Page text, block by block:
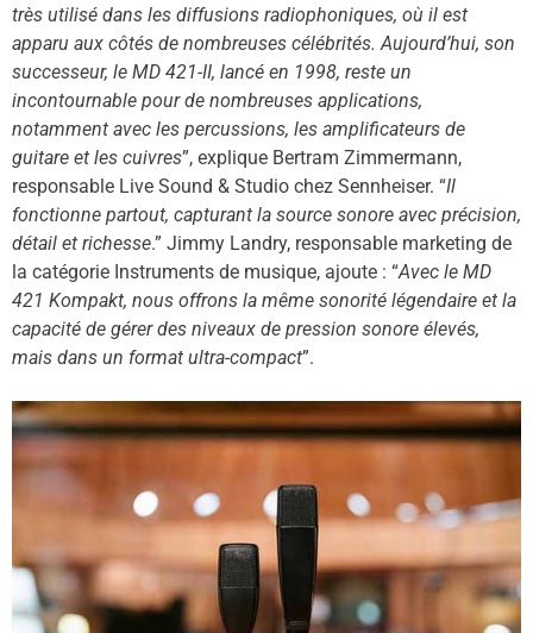
très utilisé dans les diffusions radiophoniques, où il est
apparu aux côtés de nombreuses célébrités. Aujourd’hui, son
successeur, le MD 421-II, lancé en 1998, reste un
incontournable pour de nombreuses applications,
notamment avec les percussions, les amplificateurs de
guitare et les cuivres”, explique Bertram Zimmermann,
responsable Live Sound & Studio chez Sennheiser. “Il
fonctionne partout, capturant la source sonore avec précision,
détail et richesse.” Jimmy Landry, responsable marketing de
la catégorie Instruments de musique, ajoute : “Avec le MD
421 Kompakt, nous offrons la même sonorité légendaire et la
capacité de gérer des niveaux de pression sonore élevés,
mais dans un format ultra-compact”.